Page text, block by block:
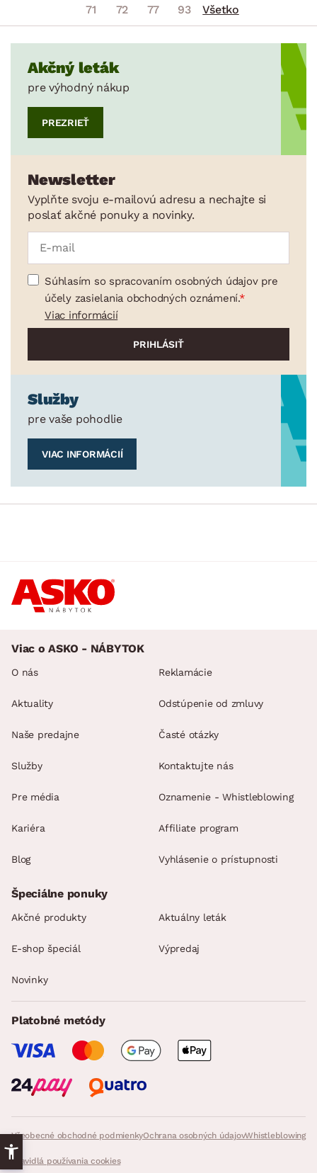
71 72 77 93 Všetko
Akčný leták
pre výhodný nákup
PREZRIEŤ
Newsletter
Vyplňte svoju e-mailovú adresu a nechajte si
poslať akčné ponuky a novinky.
Súhlasím so spracovaním osobných údajov pre
účely zasielania obchodných oznámení.
Viac informácií
Služby
pre vaše pohodlie
VIAC INFORMÁCIÍ
Viac o ASKO - NÁBYTOK
O nás
Aktuality
Naše predajne
Služby
Pre média
Kariéra
Blog
Reklamácie
Odstúpenie od zmluvy
Časté otázky
Kontaktujte nás
Oznamenie - Whistleblowing
Affiliate program
Vyhlásenie o prístupnosti
Všeobecné obchodné podmienkyOchrana osobných údajovWhistleblowing
Pravidlá používania cookies
Špeciálne ponuky
Akčné produkty Aktuálny leták
E-shop špeciál Výpredaj
Novinky
Platobné metódy